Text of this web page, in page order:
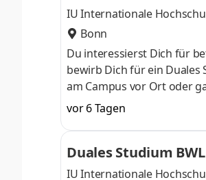
IU Internationale
Bonn
Du interessierst Dich für
bewirb Dich für ein
am Campus vor Ort oder
Nähe. Ab dem 3.
gezielter auf Deinen
Studium ohne Numerus
vor 6 Tagen
Duales Studium
IU Internationale